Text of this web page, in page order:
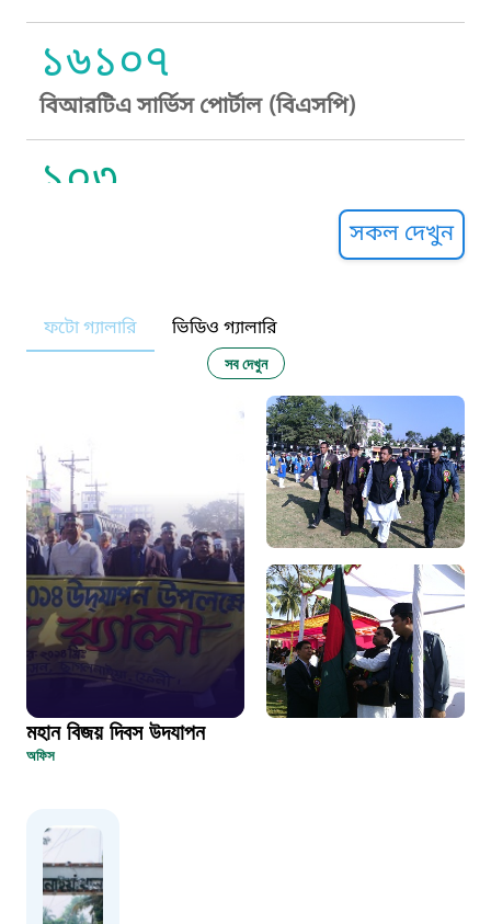
১৬১০৭
বিআরটিএ সার্ভিস পোর্টাল (বিএসপি)
১০৩
নারী ও শিশু নির্যাতন প্রতিরোধ
দুদক
১০২
দুর্যোগের আগাম বার্তা
১৬১২২
স্মার্ট ভূমি সেবা
১০৯৮
১৬১০৯
সকল দেখুন
ফটো গ্যালারি ভিডিও গ্যালারি
সব দেখুন
মহান বিজয় দিবস উদযাপন
অফিস